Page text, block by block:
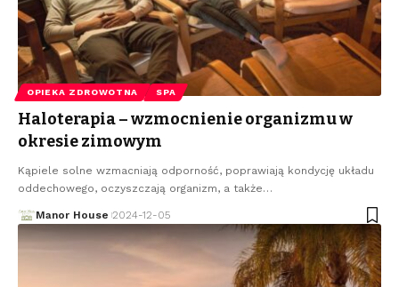
OPIEKA ZDROWOTNA SPA
Haloterapia – wzmocnienie organizmu w
okresie zimowym
Kąpiele solne wzmacniają odporność, poprawiają kondycję układu
oddechowego, oczyszczają organizm, a także…
Manor House 2024-12-05